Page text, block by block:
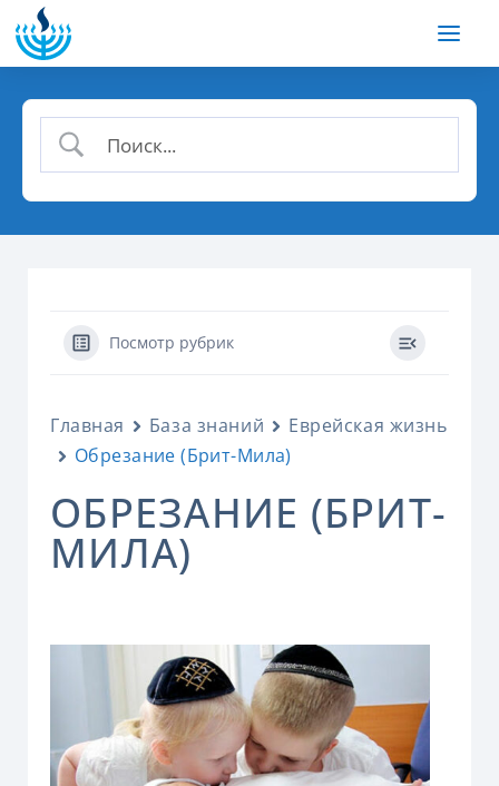
Посмотр рубрик
Главная База знаний
Еврейская жизнь
Обрезание (Брит-Мила)
ОБРЕЗАНИЕ (БРИТ-
МИЛА)